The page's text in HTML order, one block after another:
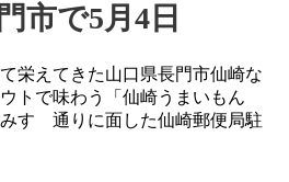
市で5月4日
栄えてきた山口県長門市仙崎な
トで味わう「仙崎うまいもん
すゞ通りに面した仙崎郵便局駐